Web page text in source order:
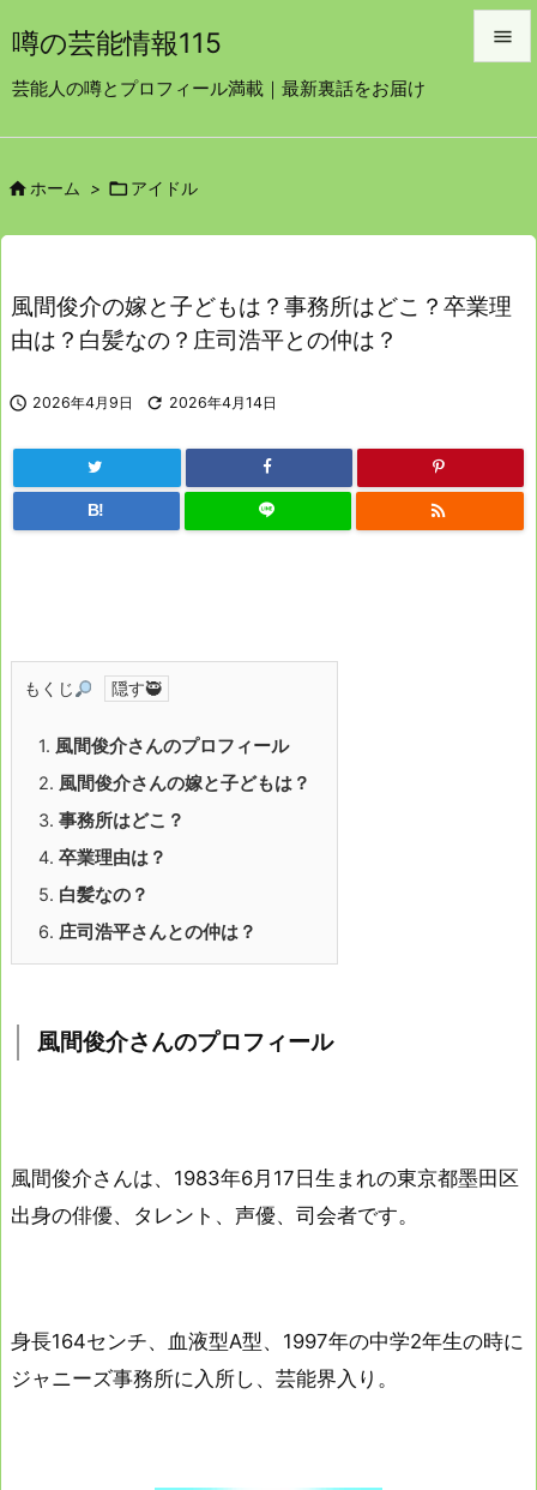
噂の芸能情報115
芸能人の噂とプロフィール満載｜最新裏話をお届け

前へ
次へ
ホーム >  アイドル
風間俊介の嫁と子どもは？事務所はどこ？卒業理
由は？白髪なの？庄司浩平との仲は？
 2026年4月9日  2026年4月14日
B! 
もくじ
1. 風間俊介さんのプロフィール
2. 風間俊介さんの嫁と子どもは？
3. 事務所はどこ？
4. 卒業理由は？
5. 白髪なの？
6. 庄司浩平さんとの仲は？
風間俊介さんのプロフィール
風間俊介さんは、1983年6月17日生まれの東京都墨田区
出身の俳優、タレント、声優、司会者です。
身長164センチ、血液型A型、1997年の中学2年生の時に
ジャニーズ事務所に入所し、芸能界入り。